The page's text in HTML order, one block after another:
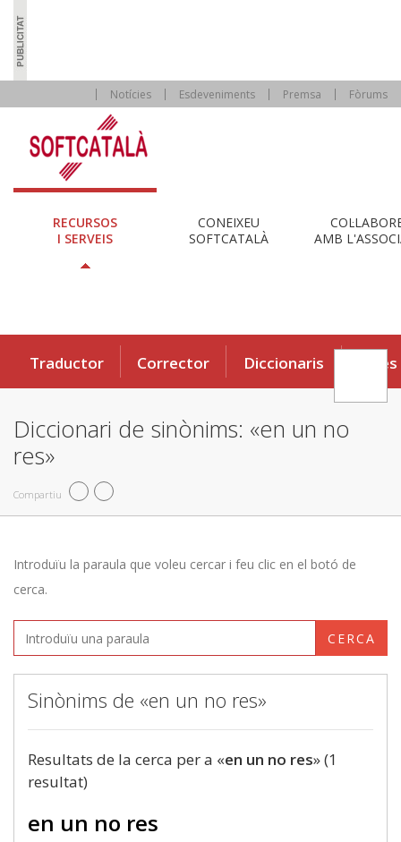
Notícies Esdeveniments Premsa Fòrums
RECURSOS
I SERVEIS
CONEIXEU
SOFTCATALÀ
AMB
Traductor Corrector Diccionaris Eines
Diccionari de sinònims: «en un no
res»
Compartiu
Introduïu la paraula que voleu cercar i feu clic en el botó de
cerca.
CERCA
Sinònims de «en un no res»
Resultats de la cerca per a «en un no res» (1
resultat)
en un no res